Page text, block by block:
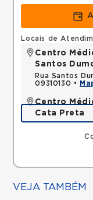
Locais de
Centro
Santos
Rua Santos
09310130 •
Centro
Cata Preta
Rua Olimpia
Pires, SP,
VEJA TAMBÉM